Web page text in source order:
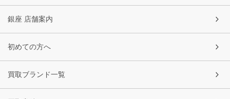
銀座 店舗案内
初めての方へ
買取ブランド一覧